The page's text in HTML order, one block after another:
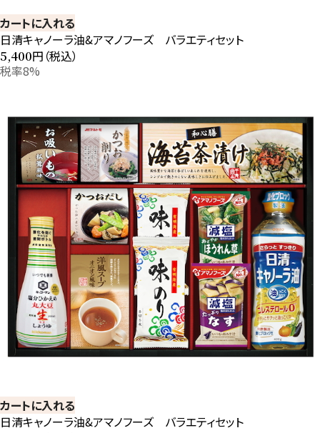
カートに入れる
日清キャノーラ油&アマノフーズ バラエティセット
5,400円（税込）
税率8%
カートに入れる
日清キャノーラ油&アマノフーズ バラエティセット